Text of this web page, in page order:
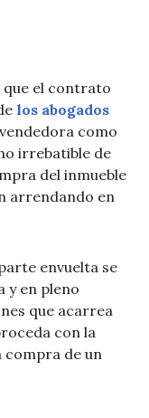
que el contrato
los abogados
como
irrebatible de
del inmueble
arrendando en
envuelta se
y en pleno
que acarrea
con la
compra de un